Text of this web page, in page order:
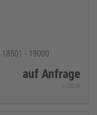
18501 - 19000
auf Anfrage
je 100 St